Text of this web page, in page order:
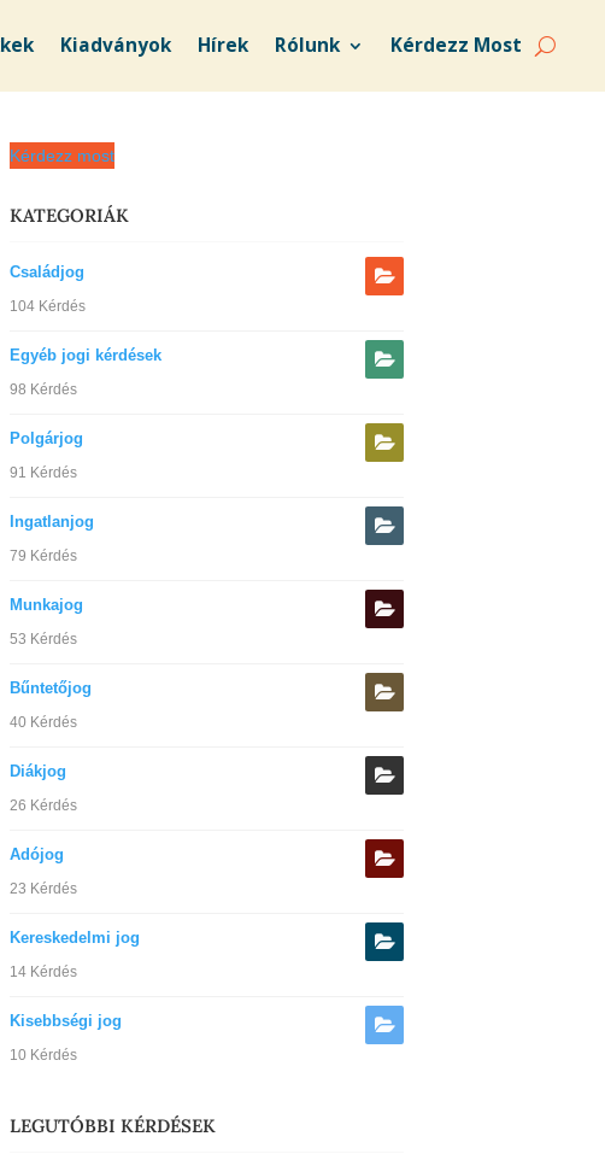
Kiadványok Hírek Rólunk Kérdezz Most
Kérdezz most
KATEGORIÁK
Családjog
104 Kérdés
Egyéb jogi kérdések
98 Kérdés
Polgárjog
91 Kérdés
Ingatlanjog
79 Kérdés
Munkajog
53 Kérdés
Bűntetőjog
40 Kérdés
Diákjog
26 Kérdés
Adójog
23 Kérdés
Kereskedelmi jog
14 Kérdés
Kisebbségi jog
10 Kérdés
LEGUTÓBBI KÉRDÉSEK